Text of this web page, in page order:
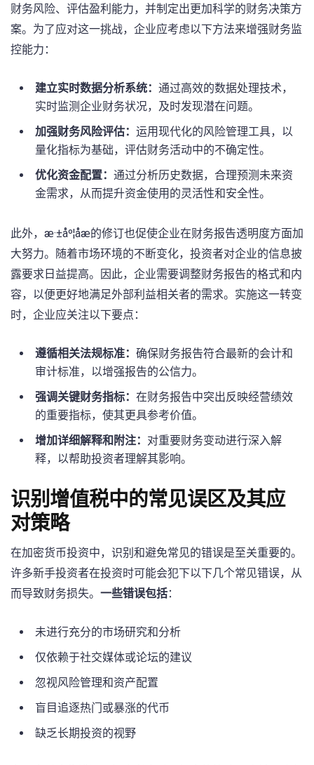
财务风险、评估盈利能力，并制定出更加科学的财务决策方
案。为了应对这一挑战，企业应考虑以下方法来增强财务监
控能力：
建立实时数据分析系统： 通过高效的数据处理技术，
实时监测企业财务状况，及时发现潜在问题。
加强财务风险评估： 运用现代化的风险管理工具，以
量化指标为基础，评估财务活动中的不确定性。
优化资金配置： 通过分析历史数据，合理预测未来资
金需求，从而提升资金使用的灵活性和安全性。
此外，æ·±åº¦åæ的修订也促使企业在财务报告透明度方面加
大努力。随着市场环境的不断变化，投资者对企业的信息披
露要求日益提高。因此，企业需要调整财务报告的格式和内
容，以便更好地满足外部利益相关者的需求。实施这一转变
时，企业应关注以下要点：
遵循相关法规标准： 确保财务报告符合最新的会计和
审计标准，以增强报告的公信力。
强调关键财务指标： 在财务报告中突出反映经营绩效
的重要指标，使其更具参考价值。
增加详细解释和附注： 对重要财务变动进行深入解
释，以帮助投资者理解其影响。
识别增值税中的常见误区及其应
对策略
在加密货币投资中，识别和避免常见的错误是至关重要的。
许多新手投资者在投资时可能会犯下以下几个常见错误，从
而导致财务损失。 一些错误包括：
未进行充分的市场研究和分析
仅依赖于社交媒体或论坛的建议
忽视风险管理和资产配置
盲目追逐热门或暴涨的代币
缺乏长期投资的视野